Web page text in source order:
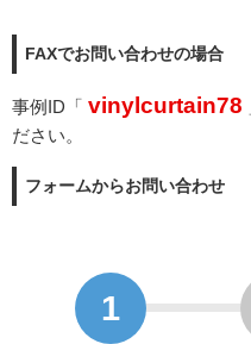
FAXでお問い合わせの場合
事例ID「 vinylcurtain78
ださい。
フォームからお問い合わせ